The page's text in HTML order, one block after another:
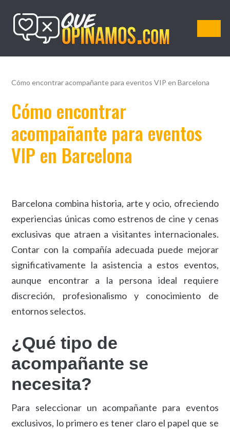
QueOpinamos.com
Cómo encontrar acompañante para eventos VIP en Barcelona
Cómo encontrar
acompañante para eventos
VIP en Barcelona
Barcelona combina historia, arte y ocio, ofreciendo
experiencias únicas como estrenos de cine y cenas
exclusivas que atraen a visitantes internacionales.
Contar con la compañía adecuada puede mejorar
significativamente la asistencia a estos eventos,
aunque encontrar a la persona ideal requiere
discreción, profesionalismo y conocimiento de
entornos selectos.
¿Qué tipo de
acompañante se
necesita?
Para seleccionar un acompañante para eventos
exclusivos, lo primero es tener claro el papel que se